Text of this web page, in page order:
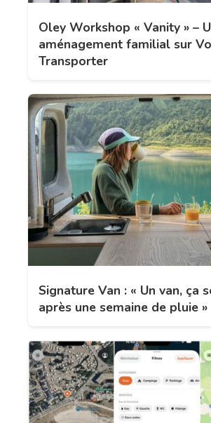
Oley Workshop « Vanity » –
aménagement familial sur
Transporter
Signature Van : « Un van, ça
après une semaine de pluie »